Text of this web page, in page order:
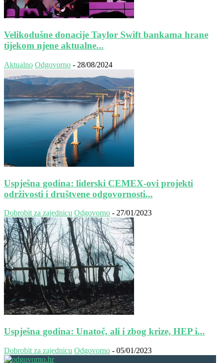
Velikodušne donacije Taylor Swift bankama hrane
tijekom njene aktualne...
Aktualno Odgovorno - 28/08/2024
Uspješna godina: liderski CEMEX-ovi projekti
održivosti i društvene odgovornosti...
Dobrobit za zajednicu Odgovorno - 27/01/2023
Uspješna godina: Unatoč, ali i zbog krize, HEP i...
Dobrobit za zajednicu Odgovorno - 05/01/2023